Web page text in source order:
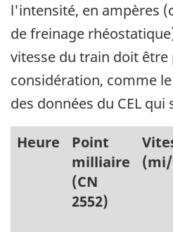
l'intensité, en ampères
de freinage
vitesse du train doit être
considération, comme
des données du CEL qui
Heure
Point
milliaire
(CN
2552)